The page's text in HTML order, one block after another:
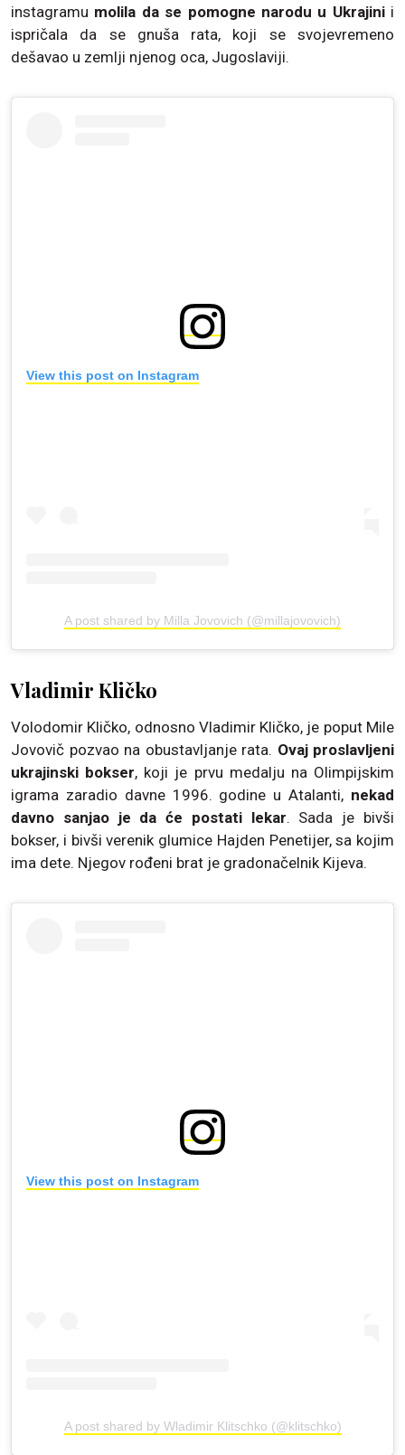
instagramu molila da se pomogne narodu u Ukrajini i
ispričala da se gnuša rata, koji se svojevremeno
dešavao u zemlji njenog oca, Jugoslaviji.
View this post on Instagram
A post shared by Milla Jovovich (@millajovovich)
Vladimir Kličko
Volodomir Kličko, odnosno Vladimir Kličko, je poput Mile
Jovovič pozvao na obustavljanje rata. Ovaj proslavljeni
ukrajinski bokser, koji je prvu medalju na Olimpijskim
igrama zaradio davne 1996. godine u Atalanti, nekad
davno sanjao je da će postati lekar. Sada je bivši
bokser, i bivši verenik glumice Hajden Penetijer, sa kojim
ima dete. Njegov rođeni brat je gradonačelnik Kijeva.
View this post on Instagram
A post shared by Wladimir Klitschko (@klitschko)